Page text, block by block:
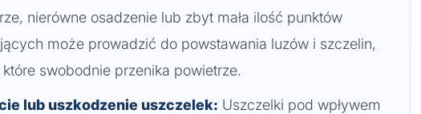
nierówne osadzenie lub zbyt mała ilość punktów
może prowadzić do powstawania luzów i szczelin,
które swobodnie przenika powietrze.
lub uszkodzenie uszczelek: Uszczelki pod wpływem